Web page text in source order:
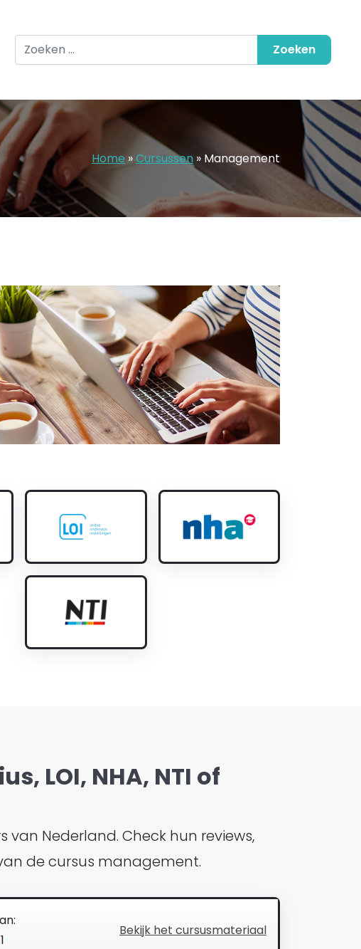
Zoeken naar:
Home»Cursussen » Management
LOI, NHA, NTI of
Nederland. Check hun reviews,
de cursus management.
Bekijk het cursusmateriaal